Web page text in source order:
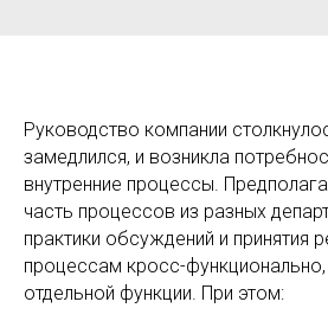
Руководство компании
замедлился, и возникла
внутренние процессы.
часть процессов из разных
практики обсуждений и принятия
процессам кросс-
отдельной функции. При этом: